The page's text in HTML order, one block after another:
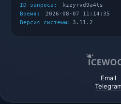
ID запроса:
kzzyrvd9a4ts
Время:
2026-08-07 11:14:35
Версия системы: 3.11.2
Email